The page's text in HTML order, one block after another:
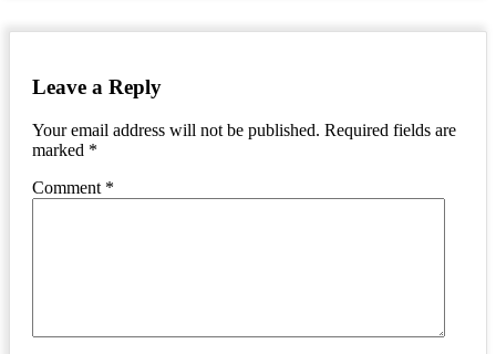
Leave a Reply
Your email address will not be published. Required fields are
marked *
Comment *